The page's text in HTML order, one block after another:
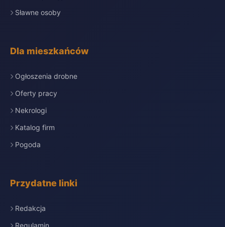
Sławne osoby
Dla mieszkańców
Ogłoszenia drobne
Oferty pracy
Nekrologi
Katalog firm
Pogoda
Przydatne linki
Redakcja
Regulamin